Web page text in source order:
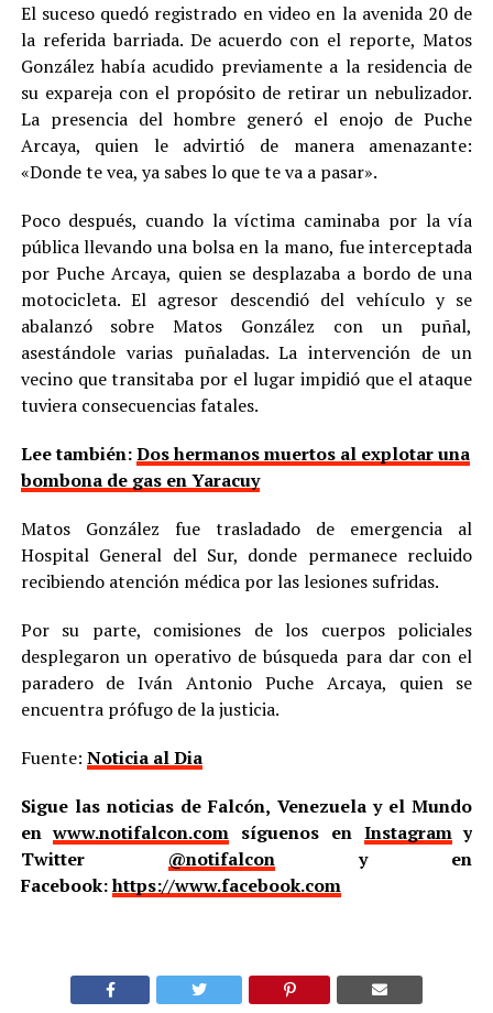
El suceso quedó registrado en video en la avenida 20 de
la referida barriada. De acuerdo con el reporte, Matos
González había acudido previamente a la residencia de
su expareja con el propósito de retirar un nebulizador.
La presencia del hombre generó el enojo de Puche
Arcaya, quien le advirtió de manera amenazante:
«Donde te vea, ya sabes lo que te va a pasar».
Poco después, cuando la víctima caminaba por la vía
pública llevando una bolsa en la mano, fue interceptada
por Puche Arcaya, quien se desplazaba a bordo de una
motocicleta. El agresor descendió del vehículo y se
abalanzó sobre Matos González con un puñal,
asestándole varias puñaladas. La intervención de un
vecino que transitaba por el lugar impidió que el ataque
tuviera consecuencias fatales.
Lee también:Dos hermanos muertos al explotar una
bombona de gas en Yaracuy
Matos González fue trasladado de emergencia al
Hospital General del Sur, donde permanece recluido
recibiendo atención médica por las lesiones sufridas.
Por su parte, comisiones de los cuerpos policiales
desplegaron un operativo de búsqueda para dar con el
paradero de Iván Antonio Puche Arcaya, quien se
encuentra prófugo de la justicia.
Fuente: Noticia al Dia
Sigue las noticias de Falcón, Venezuela y el Mundo
enwww.notifalcon.com síguenos en Instagramy
Twitter @notifalcony en
Facebook:https://www.facebook.com